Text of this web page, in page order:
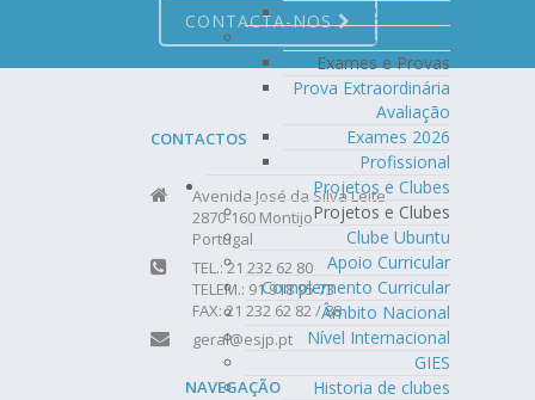
2025/2026
Exames e Provas
Exames e Provas
Prova Extraordinária
Avaliação
Exames 2026
Profissional
Projetos e Clubes
Projetos e Clubes
Clube Ubuntu
Apoio Curricular
Complemento Curricular
Âmbito Nacional
Nível Internacional
GIES
Historia de clubes
CONTACTA-NOS
CONTACTOS
Avenida José da Silva Leite
2870-160 Montijo
Portugal
TEL.: 21 232 62 80
TELEM.: 91 918 95 73
FAX: 21 232 62 82 / 88
geral@esjp.pt
NAVEGAÇÃO